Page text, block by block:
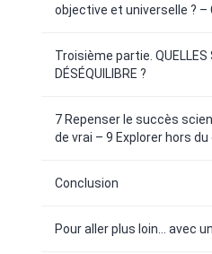
objective et universelle ?
Troisième partie. QUELLES
DÉSÉQUILIBRE ?
7 Repenser le succès
de vrai – 9 Explorer hors
Conclusion
Pour aller plus loin… avec